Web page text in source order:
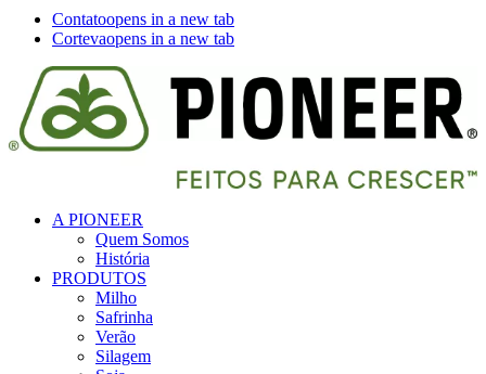
Contatoopens in a new tab
Cortevaopens in a new tab
A PIONEER
Quem Somos
História
PRODUTOS
Milho
Safrinha
Verão
Silagem